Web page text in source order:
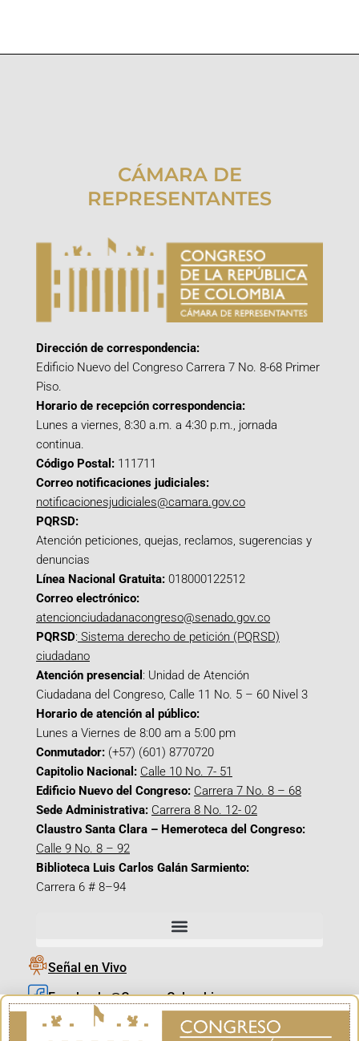
CÁMARA DE
REPRESENTANTES
Dirección de correspondencia:
Edificio Nuevo del Congreso Carrera 7 No. 8-68 Primer
Piso.
Horario de recepción correspondencia:
Lunes a viernes, 8:30 a.m. a 4:30 p.m., jornada
continua.
Código Postal: 111711
Correo notificaciones judiciales:
notificacionesjudiciales@camara.gov.co
PQRSD:
Atención peticiones, quejas, reclamos, sugerencias y
denuncias
Línea Nacional Gratuita: 018000122512
Correo electrónico:
atencionciudadanacongreso@senado.gov.co
PQRSD: Sistema derecho de petición (PQRSD)
ciudadano
Atención presencial : Unidad de Atención
Ciudadana del Congreso, Calle 11 No. 5 – 60 Nivel 3
Horario de atención al público:
Lunes a Viernes de 8:00 am a 5:00 pm
Conmutador: (+57) (601) 8770720
Capitolio Nacional: Calle 10 No. 7- 51
Edificio Nuevo del Congreso: Carrera 7 No. 8 – 68
Sede Administrativa: Carrera 8 No. 12- 02
Claustro Santa Clara – Hemeroteca del Congreso:
Calle 9 No. 8 – 92
Biblioteca Luis Carlos Galán Sarmiento:
Carrera 6 # 8–94
Señal en Vivo
Facebook_@CamaraColombia
Instagram_@CamaraColombia